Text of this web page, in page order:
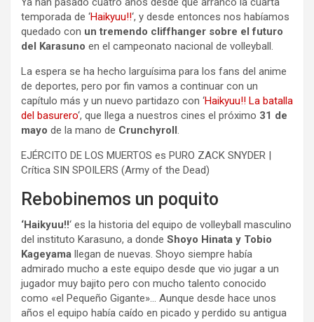
temporada de ‘Haikyuu!!‘, y desde entonces nos habíamos
quedado con un tremendo cliffhanger sobre el futuro
del Karasuno en el campeonato nacional de volleyball.
La espera se ha hecho larguísima para los fans del anime
de deportes, pero por fin vamos a continuar con un
capítulo más y un nuevo partidazo con ‘Haikyuu!! La batalla
del basurero‘, que llega a nuestros cines el próximo 31 de
mayo de la mano de Crunchyroll.
EJÉRCITO DE LOS MUERTOS es PURO ZACK SNYDER |
Crítica SIN SPOILERS (Army of the Dead)
Rebobinemos un poquito
‘Haikyuu!!‘ es la historia del equipo de volleyball masculino
del instituto Karasuno, a donde Shoyo Hinata y Tobio
Kageyama llegan de nuevas. Shoyo siempre había
admirado mucho a este equipo desde que vio jugar a un
jugador muy bajito pero con mucho talento conocido
como «el Pequeño Gigante»… Aunque desde hace unos
años el equipo había caído en picado y perdido su antigua